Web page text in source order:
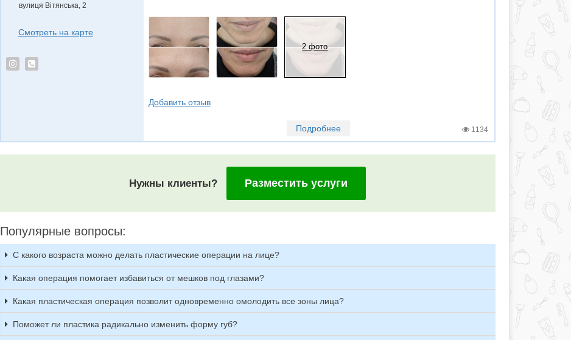
вулиця Вітянська, 2
Смотреть на карте
2 фото
Добавить отзыв
Подробнее 1134
Нужны клиенты? Разместить услуги
Популярные вопросы:
С какого возраста можно делать пластические операции на лице?
Какая операция помогает избавиться от мешков под глазами?
Какая пластическая операция позволит одновременно омолодить все зоны лица?
Поможет ли пластика радикально изменить форму губ?